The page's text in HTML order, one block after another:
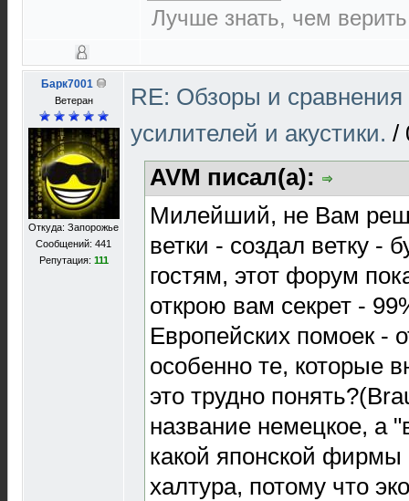
Лучше знать, чем
Барк7001
Ветеран
Откуда: Запорожье
Сообщений: 441
Репутация: 111
RE: Обзоры и
усилителей и акустики. /
AVM писал(а):
Милейший, не Вам
ветки - создал ветку -
гостям, этот форум
открою вам секрет -
Европейских помоек -
особенно те, которые
это трудно
название немецкое, а
какой японской фирмы
халтура, потому что